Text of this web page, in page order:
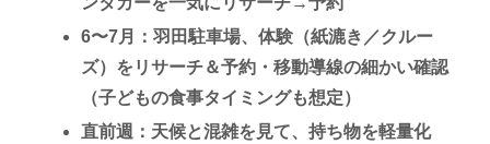
6〜7月
：羽田駐車場、体験（紙漉き／クルー
ズ）をリサーチ＆予約・移動導線の細かい確認
（子どもの食事タイミングも想定）
直前週 ：天候と混雑を見て、持ち物を軽量化